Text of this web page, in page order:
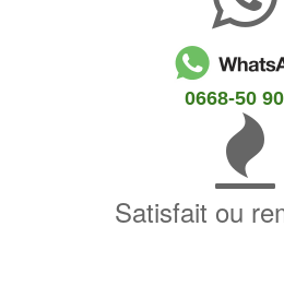
0668-50
Satisfait ou